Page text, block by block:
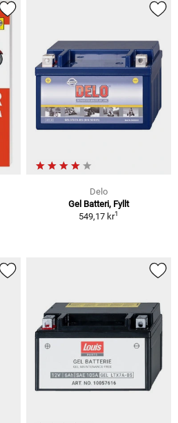
Delo
Gel Batteri, Fyllt
549,17 kr1